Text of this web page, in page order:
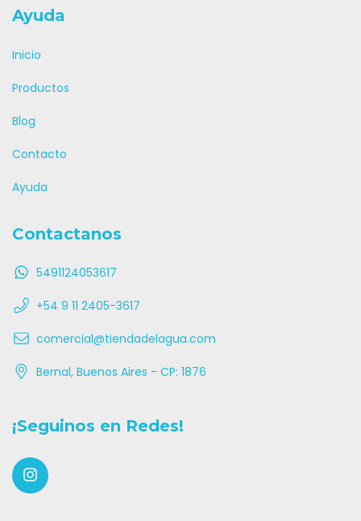
Ayuda
Inicio
Productos
Blog
Contacto
Ayuda
Contactanos
5491124053617
+54 9 11 2405-3617
comercial@tiendadelagua.com
Bernal, Buenos Aires - CP: 1876
¡Seguinos en Redes!